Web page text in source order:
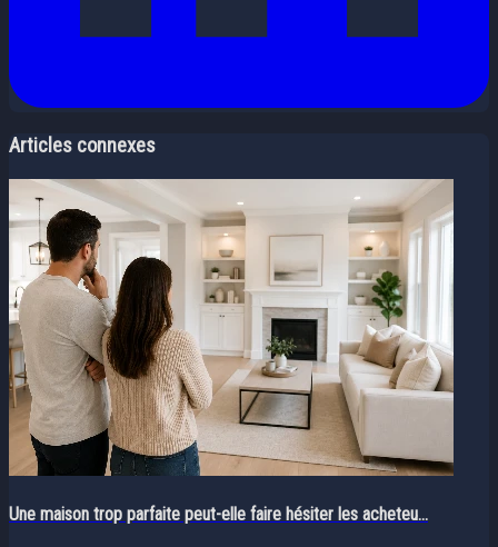
Articles connexes
Une maison trop parfaite peut-elle faire hésiter les acheteu...